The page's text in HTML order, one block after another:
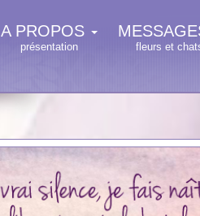
A PROPOS
présentation fleurs et